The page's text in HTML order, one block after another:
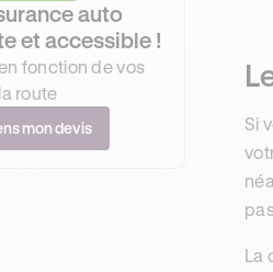
auto
et accessible !
fonction de vos
route
mon devis
Si
La